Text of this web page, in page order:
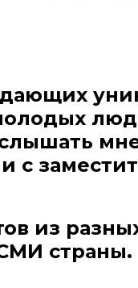
с
из
страны.